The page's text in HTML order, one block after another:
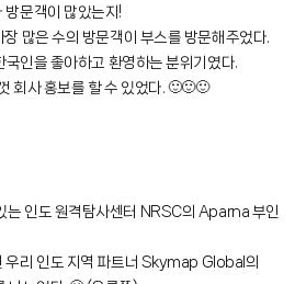
방문객이 많았는지!
많은 수의 방문객이 부스를 방문해주었다.
인을 좋아하고 환영하는 분위기였다.
회사 홍보를 할 수 있었다. 🙂🙂🙂
는 인도 원격탐사센터 NRSC의 Aparna 부인
우리 인도 지역 파트너 Skymap Global의